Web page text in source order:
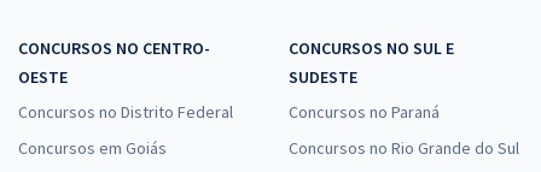
CONCURSOS NO CENTRO-
OESTE
Concursos no Distrito Federal
Concursos em Goiás
CONCURSOS NO SUL E
SUDESTE
Concursos no Paraná
Concursos no Rio Grande do Sul